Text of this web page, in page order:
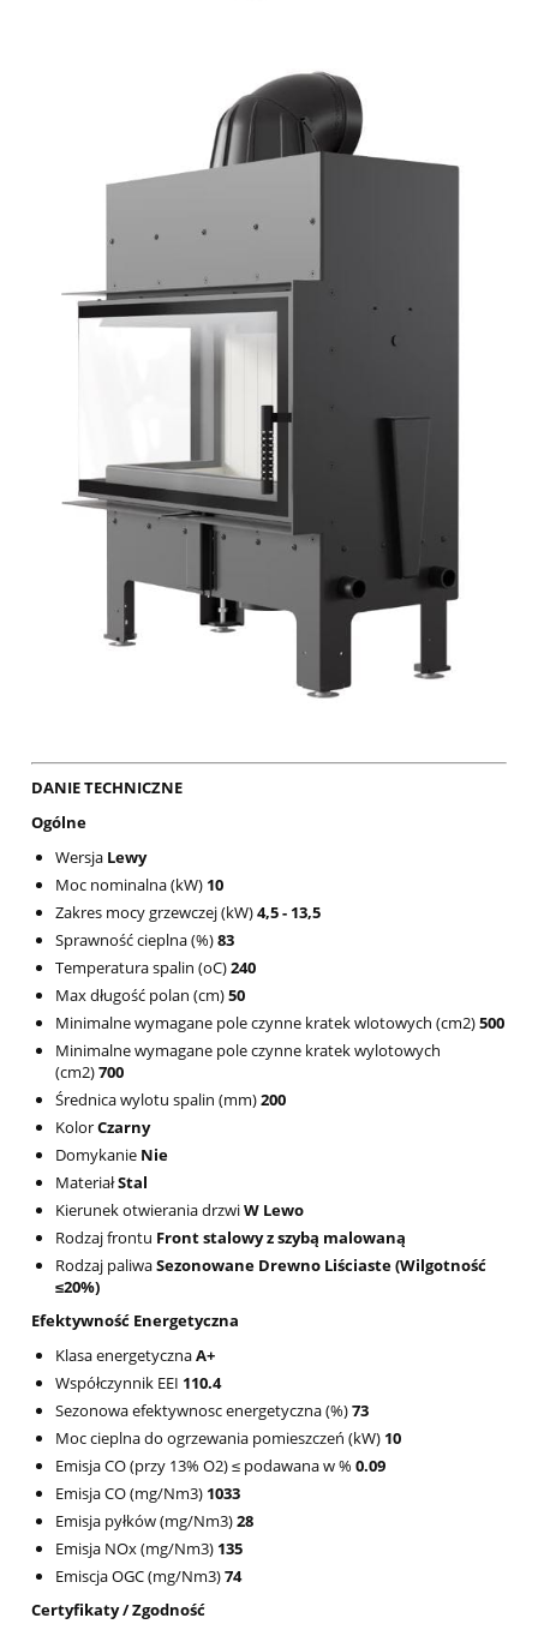
DANIE TECHNICZNE
Ogólne
Wersja Lewy
Moc nominalna (kW) 10
Zakres mocy grzewczej (kW)4,5 - 13,5
Sprawność cieplna (%)83
Temperatura spalin (oC)240
Max długość polan (cm)50
Minimalne wymagane pole czynne kratek wlotowych (cm2)500
Minimalne wymagane pole czynne kratek wylotowych
(cm2)700
Średnica wylotu spalin (mm)200
KolorCzarny
Domykanie Nie
MateriałStal
Kierunek otwierania drzwiW Lewo
Rodzaj frontu Front stalowy z szybą malowaną
Rodzaj paliwaSezonowane Drewno Liściaste (Wilgotność
≤20%)
Efektywność Energetyczna
Klasa energetycznaA+
Współczynnik EEI 110.4
Sezonowa efektywnosc energetyczna (%)73
Moc cieplna do ogrzewania pomieszczeń (kW) 10
Emisja CO (przy 13% O2) ≤ podawana w % 0.09
Emisja CO (mg/Nm3) 1033
Emisja pyłków (mg/Nm3)28
Emisja NOx (mg/Nm3) 135
Emiscja OGC (mg/Nm3)74
Certyfikaty / Zgodność